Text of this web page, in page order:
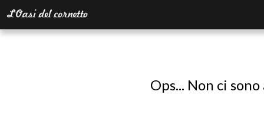
Ops... Non ci